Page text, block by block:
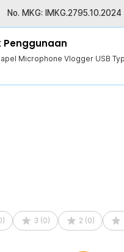
bisa menggunakan
untuk pembelian produk ini:
Lapel Microphone Vlogger
No. MKG: IMKG.2795.10.2024
Penggunaan
Microphone Vlogger USB
) 3 (0) 2 (0)